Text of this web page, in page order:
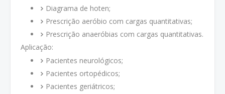
Diagrama de hoten;
Prescrição aeróbio com cargas quantitativas;
Prescrição anaeróbias com cargas quantitativas.
Aplicação:
Pacientes neurológicos;
Pacientes ortopédicos;
Pacientes geriátricos;